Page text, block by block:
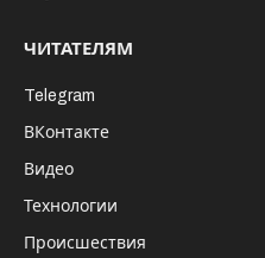
ЧИТАТЕЛЯМ
Telegram
ВКонтакте
Видео
Технологии
Происшествия